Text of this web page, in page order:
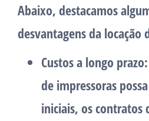
Abaixo, destacamos
desvantagens da locação
Custos a longo
de impressoras
iniciais, os contratos